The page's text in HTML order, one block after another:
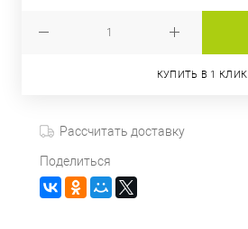
КУПИТЬ В 1 КЛИК
Рассчитать доставку
Поделиться